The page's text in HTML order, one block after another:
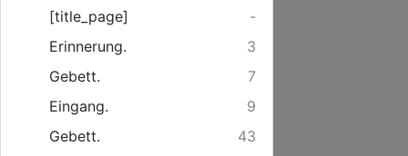
[title_page]
-
Erinnerung.
3
Gebett.
7
Eingang.
9
Gebett.
43